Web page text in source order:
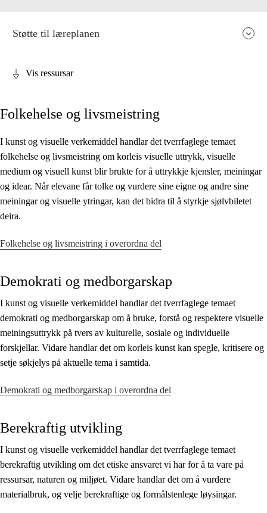
Kjerneelement
Tverrfaglege tema
Grunnleggjande ferdigheiter
Støtte til læreplanen
Vis ressursar
Folkehelse og livsmeistring
I kunst og visuelle verkemiddel handlar det tverrfaglege temaet
folkehelse og livsmeistring om korleis visuelle uttrykk, visuelle
medium og visuell kunst blir brukte for å uttrykkje kjensler, meiningar
og idear. Når elevane får tolke og vurdere sine eigne og andre sine
meiningar og visuelle ytringar, kan det bidra til å styrkje sjølvbiletet
deira.
Folkehelse og livsmeistring i overordna del
Demokrati og medborgarskap
I kunst og visuelle verkemiddel handlar det tverrfaglege temaet
demokrati og medborgarskap om å bruke, forstå og respektere visuelle
meiningsuttrykk på tvers av kulturelle, sosiale og individuelle
forskjellar. Vidare handlar det om korleis kunst kan spegle, kritisere og
setje søkjelys på aktuelle tema i samtida.
Demokrati og medborgarskap i overordna del
Berekraftig utvikling
I kunst og visuelle verkemiddel handlar det tverrfaglege temaet
berekraftig utvikling om det etiske ansvaret vi har for å ta vare på
ressursar, naturen og miljøet. Vidare handlar det om å vurdere
materialbruk, og velje berekraftige og formålstenlege løysingar.